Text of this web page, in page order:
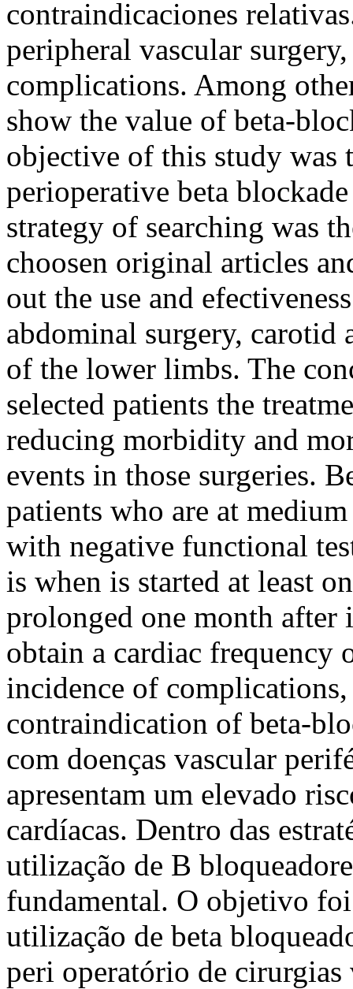
contraindicaciones
peripheral vascular
complications. Among
show the value of beta-
objective of this study was
perioperative beta
strategy of searching was
choosen original articles
out the use and
abdominal surgery, carotid
of the lower limbs. The
selected patients the
reducing morbidity and
events in those surgeries.
patients who are at
with negative functional
is when is started at least
prolonged one month
obtain a cardiac frequency
incidence of
contraindication of beta-
com doenças vascular
apresentam um elevado
cardíacas. Dentro das
utilização de B
fundamental. O objetivo
utilização de beta
peri operatório de cirurgias